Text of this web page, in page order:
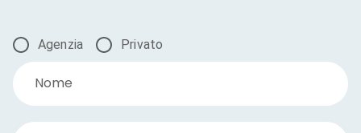
Agenzia Privato
Nome